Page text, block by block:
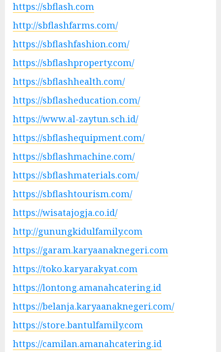
https://sbflash.com
http://sbflashfarms.com/
https://sbflashfashion.com/
https://sbflashproperty.com/
https://sbflashhealth.com/
https://sbflasheducation.com/
https://www.al-zaytun.sch.id/
https://sbflashequipment.com/
https://sbflashmachine.com/
https://sbflashmaterials.com/
https://sbflashtourism.com/
https://wisatajogja.co.id/
http://gunungkidulfamily.com
https://garam.karyaanaknegeri.com
https://toko.karyarakyat.com
https://lontong.amanahcatering.id
https://belanja.karyaanaknegeri.com/
https://store.bantulfamily.com
https://camilan.amanahcatering.id